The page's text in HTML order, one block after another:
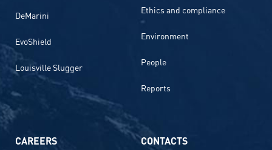
DeMarini
EvoShield
Louisville Slugger
Ethics and compliance
Environment
People
Reports
CAREERS CONTACTS